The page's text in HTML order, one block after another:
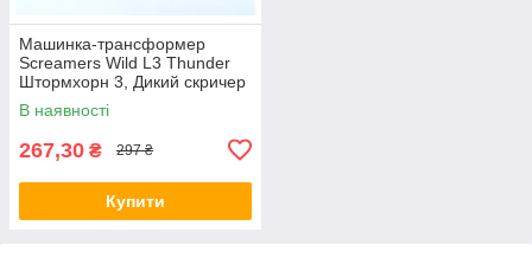
Машинка-трансформер
Screamers Wild L3 Thunder
Штормхорн 3, Дикий скричер
Screamers Wild L3
В наявності
267,30 ₴ 297 ₴
Купити